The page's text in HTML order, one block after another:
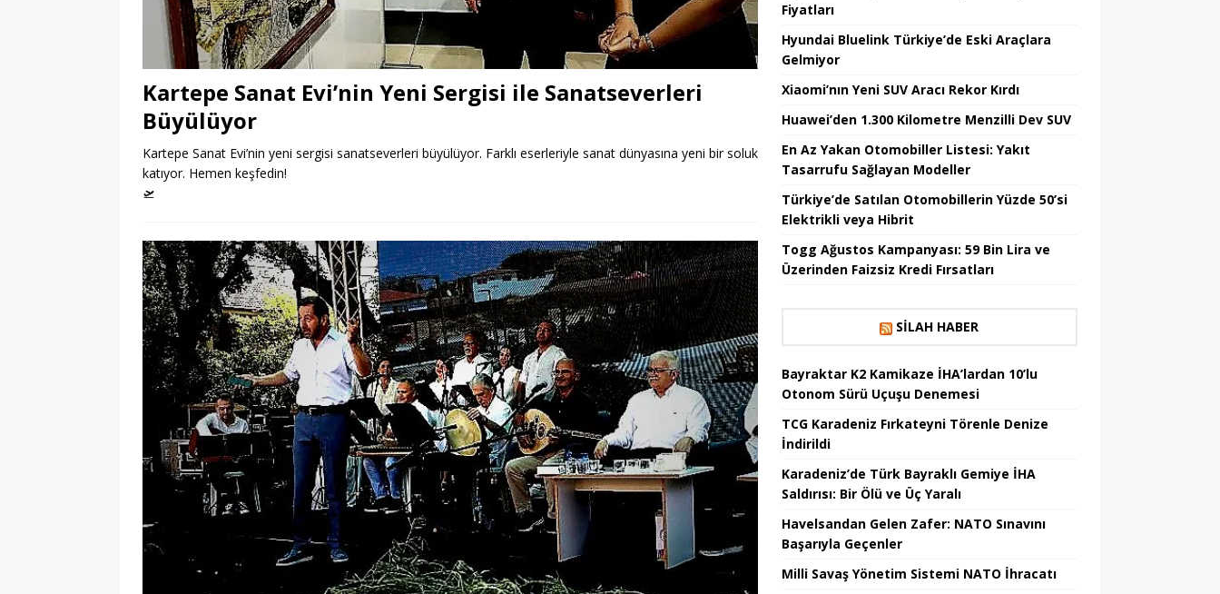
Kartepe Sanat Evi’nin Yeni Sergisi ile Sanatseverleri
Büyülüyor
Kartepe Sanat Evi’nin yeni sergisi sanatseverleri büyülüyor. Farklı eserleriyle sanat dünyasına yeni bir soluk
katıyor. Hemen keşfedin!
🛫
Fiyatları
Hyundai Bluelink Türkiye’de Eski Araçlara
Gelmiyor
Xiaomi’nın Yeni SUV Aracı Rekor Kırdı
Huawei’den 1.300 Kilometre Menzilli Dev SUV
En Az Yakan Otomobiller Listesi: Yakıt
Tasarrufu Sağlayan Modeller
Türkiye’de Satılan Otomobillerin Yüzde 50’si
Elektrikli veya Hibrit
Togg Ağustos Kampanyası: 59 Bin Lira ve
Üzerinden Faizsiz Kredi Fırsatları
SILAH HABER
Bayraktar K2 Kamikaze İHA’lardan 10’lu
Otonom Sürü Uçuşu Denemesi
TCG Karadeniz Fırkateyni Törenle Denize
İndirildi
Karadeniz’de Türk Bayraklı Gemiye İHA
Saldırısı: Bir Ölü ve Üç Yaralı
Havelsandan Gelen Zafer: NATO Sınavını
Başarıyla Geçenler
Milli Savaş Yönetim Sistemi NATO İhracatı